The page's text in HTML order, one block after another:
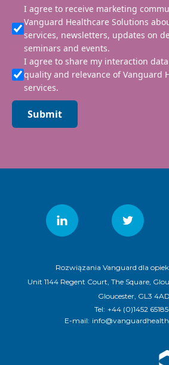
I agree to receive marketing
Vanguard Healthcare Solutions
services, newsletters, updates on
seminars and events.
I agree to share my interaction
quality and relevance of Vanguard
services.
Submit
Rozwiązania Vanguard dla
Unit 1144 Regent Court, The Square,
Gloucester, GL3 4AD
Tel: +44 (0)1452
E-mail: